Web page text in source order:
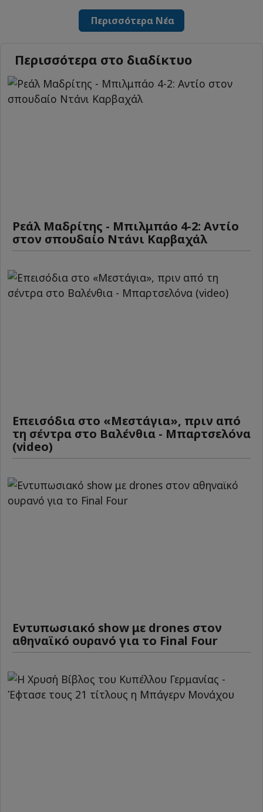
Περισσότερα Νέα
Περισσότερα στο διαδίκτυο
Ρεάλ Μαδρίτης - Μπιλμπάο 4-2: Αντίο
στον σπουδαίο Ντάνι Καρβαχάλ
Επεισόδια στο «Μεστάγια», πριν από
τη σέντρα στο Βαλένθια - Μπαρτσελόνα
(video)
Εντυπωσιακό show με drones στον
αθηναϊκό ουρανό για το Final Four